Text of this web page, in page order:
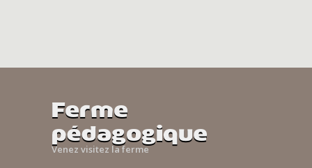
Ferme
pédagogique
Venez visitez la ferme